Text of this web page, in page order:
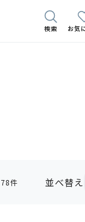
検索 お気
件 並べ替え